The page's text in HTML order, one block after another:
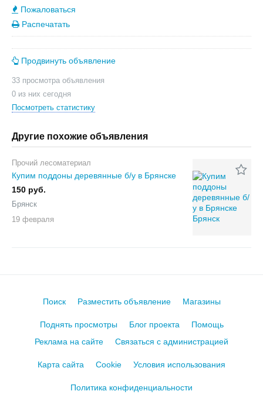
Пожаловаться
Распечатать
Продвинуть объявление
33 просмотра объявления
0 из них сегодня
Посмотреть статистику
Другие похожие объявления
Прочий лесоматериал
Купим поддоны деревянные б/у в Брянске
150 руб.
Брянск
19 февраля
Поиск Разместить объявление Магазины
Поднять просмотры Блог проекта
Помощь
Реклама на сайте
Связаться с администрацией
Карта сайта Cookie Условия использования
Политика конфиденциальности